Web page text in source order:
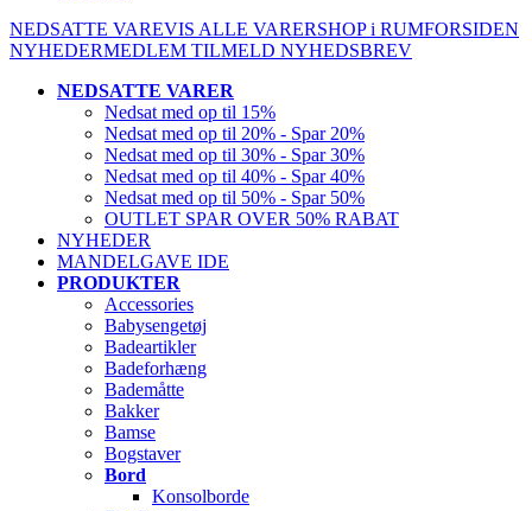
NEDSATTE VAREVIS ALLE VARERSHOP i RUMFORSIDEN
NYHEDERMEDLEM TILMELD NYHEDSBREV
NEDSATTE VARER
Nedsat med op til 15%
Nedsat med op til 20% - Spar 20%
Nedsat med op til 30% - Spar 30%
Nedsat med op til 40% - Spar 40%
Nedsat med op til 50% - Spar 50%
OUTLET SPAR OVER 50% RABAT
NYHEDER
MANDELGAVE IDE
PRODUKTER
Accessories
Babysengetøj
Badeartikler
Badeforhæng
Bademåtte
Bakker
Bamse
Bogstaver
Bord
Konsolborde